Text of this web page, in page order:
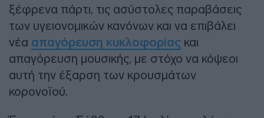
ξέφρενα πάρτι, τις ασύστολες παραβάσεις
των υγειονομικών κανόνων και να επιβάλει
νέα απαγόρευση κυκλοφορίας και
απαγόρευση μουσικής, με στόχο να κόψεοι
αυτή την έξαρση των κρουσμάτων
κορονοϊού.